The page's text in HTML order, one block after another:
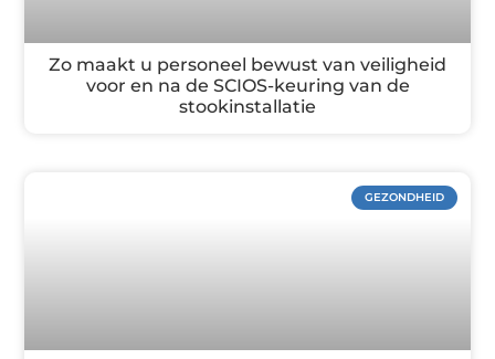
Zo maakt u personeel bewust van veiligheid
voor en na de SCIOS-keuring van de
stookinstallatie
GEZONDHEID